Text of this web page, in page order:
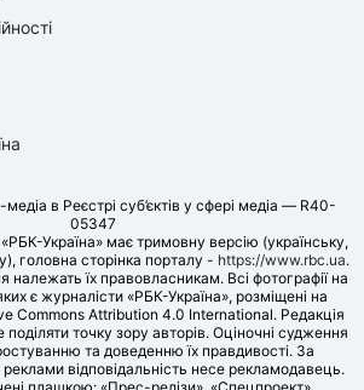
медіа в Реєстрі суб’єктів у сфері медіа — R40-
05347
Україна» має тримовну версію (українську,
головна сторінка порталу - https://www.rbc.ua.
належать їх правовласникам. Всі фотографії на
є журналісти «РБК-Україна», розміщені на
Commons Attribution 4.0 International. Редакція
точку зору авторів. Оціночні судження
та доведенню їх правдивості. За
реклами відповідальність несе рекламодавець.